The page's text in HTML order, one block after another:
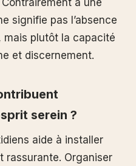
à une
signifie pas l’absence
mais plutôt la capacité
et discernement.
serein ?
aide à installer
rassurante. Organiser